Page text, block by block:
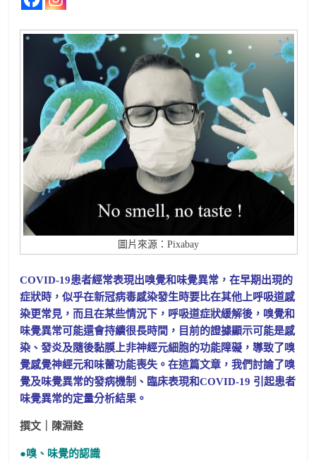
圖片來源：Pixabay
COVID-19患者經常表現出嗅覺和味覺異常，在早期出現的
症狀時，似乎在新冠病毒感染發生時要比在其他上呼吸道感
染更常見，而且在某些情況下，呼吸道症狀緩解後，嗅覺和
味覺異常可能還會持續很長時間，目前的證據顯示可能是感
染、發炎及隨後黏膜上非神經元細胞的功能障礙，導致了嗅
覺感覺神經元和味蕾功能喪失。在這篇文章，我們討論了嗅
覺及味覺異常的發病機制、臨床表現和COVID-19 引起患者
味覺異常的定量分析結果。
撰文｜陳淵銓
●嗅、味覺的認識